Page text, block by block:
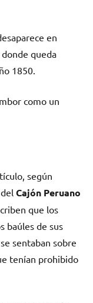
en
queda
1850.
como un
según
Cajón Peruano
que los
baúles de sus
sentaban sobre
tenían prohibido